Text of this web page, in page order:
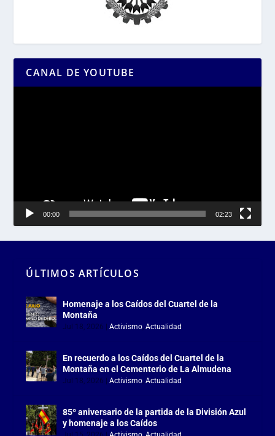
CANAL DE YOUTUBE
00:00 02:23
ÚLTIMOS ARTÍCULOS
Homenaje a los Caídos del Cuartel de la
Montaña
Jul 18, 2026 |Activismo ,Actualidad
En recuerdo a los Caídos del Cuartel de la
Montaña en el Cementerio de La Almudena
Jul 18, 2026 |Activismo ,Actualidad
85º aniversario de la partida de la División Azul
y homenaje a los Caídos